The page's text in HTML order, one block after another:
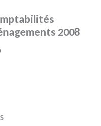
2008